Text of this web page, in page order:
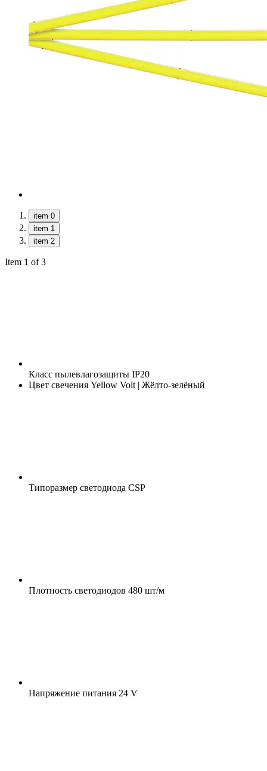
item 0
item 1
item 2
Item 1 of 3
Класс пылевлагозащиты IP20
Цвет свечения Yellow Volt | Жёлто-зелёный
Типоразмер светодиода CSP
Плотность светодиодов 480 шт/м
Напряжение питания 24 V